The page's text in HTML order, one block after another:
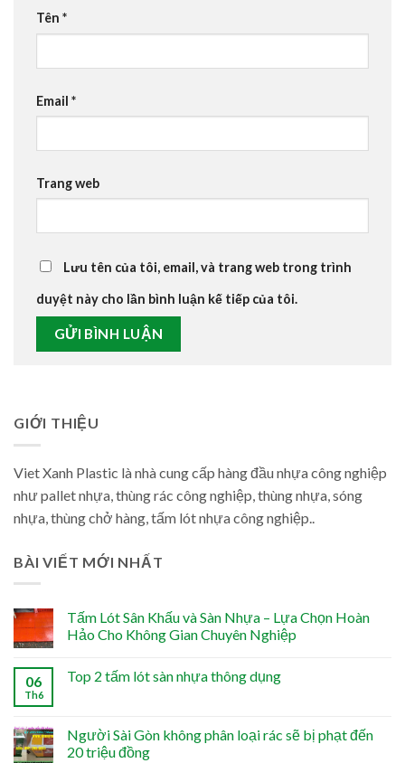
Tên *
Email *
Trang web
Lưu tên của tôi, email, và trang web trong trình
duyệt này cho lần bình luận kế tiếp của tôi.
GIỚI THIỆU
Viet Xanh Plastic là nhà cung cấp hàng đầu nhựa công nghiệp
như pallet nhựa, thùng rác công nghiệp, thùng nhựa, sóng
nhựa, thùng chở hàng, tấm lót nhựa công nghiệp..
BÀI VIẾT MỚI NHẤT
Tấm Lót Sân Khấu và Sàn Nhựa – Lựa Chọn Hoàn
Hảo Cho Không Gian Chuyên Nghiệp
06
Th6
Top 2 tấm lót sàn nhựa thông dụng
Người Sài Gòn không phân loại rác sẽ bị phạt đến
20 triệu đồng